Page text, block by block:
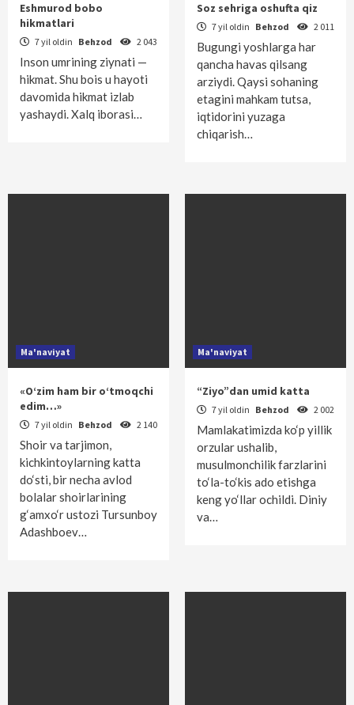
Eshmurod bobo
hikmatlari
7 yil oldin Behzod 2 043
Inson umrining ziynati —
hikmat. Shu bois u hayoti
davomida hikmat izlab
yashaydi. Xalq iborasi…
Soz sehriga oshufta qiz
7 yil oldin Behzod 2 011
Bugungi yoshlarga har
qancha havas qilsang
arziydi. Qaysi sohaning
etagini mahkam tutsa,
iqtidorini yuzaga
chiqarish…
Ma'naviyat
«O‘zim ham bir o‘tmoqchi
edim…»
7 yil oldin Behzod 2 140
Shoir va tarjimon,
kichkintoylarning katta
do‘sti, bir necha avlod
bolalar shoirlarining
g‘amxo‘r ustozi Tursunboy
Adashboev…
Ma'naviyat
“Ziyo”dan umid katta
7 yil oldin Behzod 2 002
Mamlakatimizda ko‘p yillik
orzular ushalib,
musulmonchilik farzlarini
to‘la-to‘kis ado etishga
keng yo‘llar ochildi. Diniy
va…